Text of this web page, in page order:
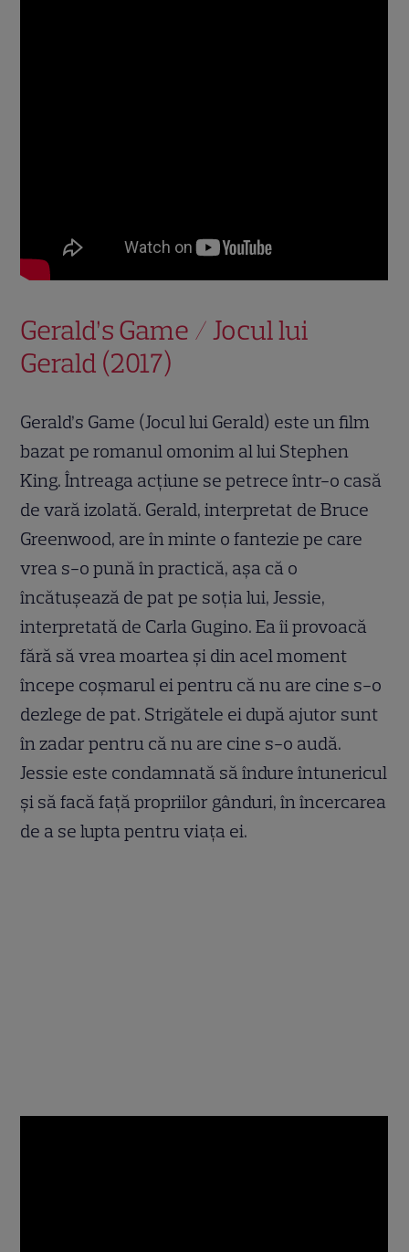
Gerald’s Game / Jocul lui
Gerald (2017)
Gerald’s Game (Jocul lui Gerald) este un film
bazat pe romanul omonim al lui Stephen
King. Întreaga acțiune se petrece într-o casă
de vară izolată. Gerald, interpretat de Bruce
Greenwood, are în minte o fantezie pe care
vrea s-o pună în practică, așa că o
încătușează de pat pe soția lui, Jessie,
interpretată de Carla Gugino. Ea îi provoacă
fără să vrea moartea și din acel moment
începe coșmarul ei pentru că nu are cine s-o
dezlege de pat. Strigătele ei după ajutor sunt
în zadar pentru că nu are cine s-o audă.
Jessie este condamnată să îndure întunericul
și să facă față propriilor gânduri, în încercarea
de a se lupta pentru viața ei.